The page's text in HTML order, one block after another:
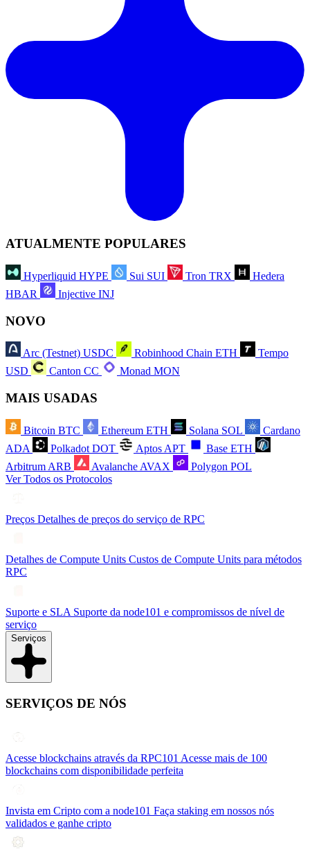
ATUALMENTE POPULARES
Hyperliquid HYPE Sui SUI Tron TRX
Hedera
HBAR
Injective INJ
NOVO
Arc (Testnet) USDC Robinhood Chain ETH
Tempo
USD
Canton CC Monad MON
MAIS USADAS
Bitcoin BTC Ethereum ETH Solana SOL
Cardano
ADA
Polkadot DOT Aptos APT Base ETH
Arbitrum ARB Avalanche AVAX Polygon POL
Ver Todos os Protocolos
Preços Detalhes de preços do serviço de RPC
Detalhes de Compute Units Custos de Compute Units para métodos
RPC
Suporte e SLA Suporte da node101 e compromissos de nível de
serviço
Serviços
SERVIÇOS DE NÓS
Acesse blockchains através da RPC101 Acesse mais de 100
blockchains com disponibilidade perfeita
Invista em Cripto com a node101 Faça staking em nossos nós
validados e ganhe cripto